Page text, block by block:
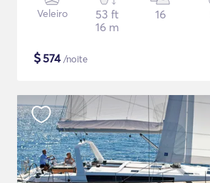
Veleiro
53 ft
16 m
16
$574/noite